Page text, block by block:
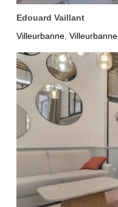
Edouard Vaillant
Villeurbanne, Villeurbanne